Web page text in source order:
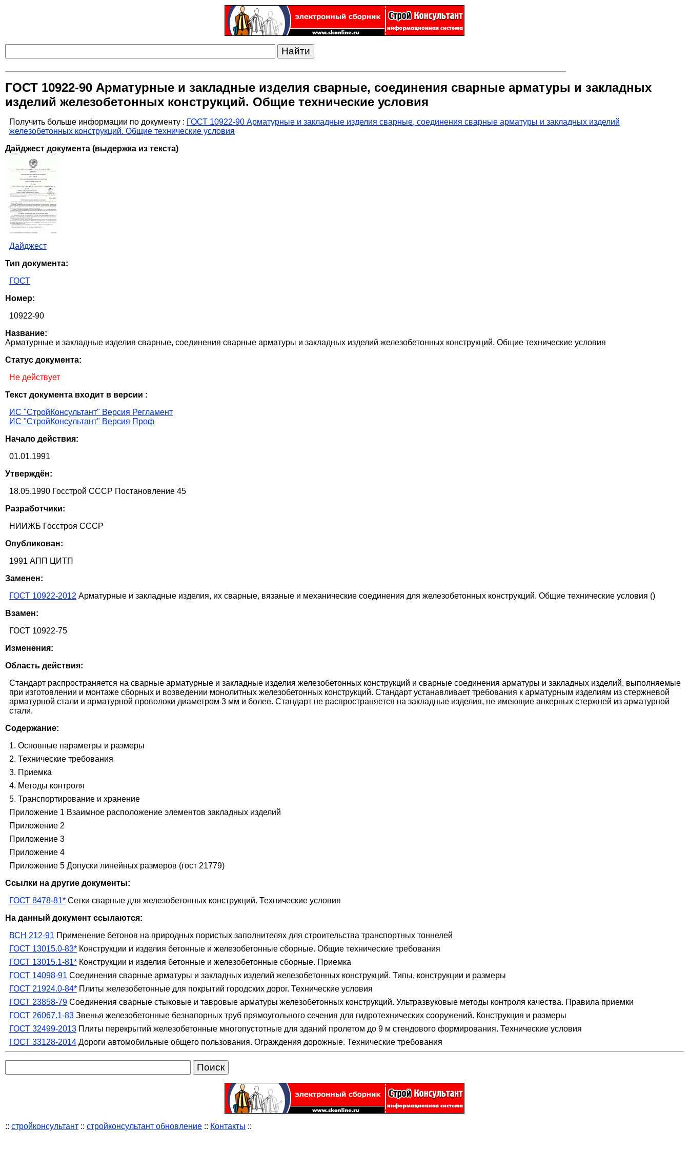
ГОСТ 10922-90 Арматурные и закладные изделия сварные, соединения сварные арматуры и закладных
изделий железобетонных конструкций. Общие технические условия
Получить больше информации по документу : ГОСТ 10922-90 Арматурные и закладные изделия сварные, соединения сварные арматуры и закладных изделий
железобетонных конструкций. Общие технические условия
Дайджест документа (выдержка из текста)
Дайджест
Тип документа:
ГОСТ
Номер:
10922-90
Название:
Арматурные и закладные изделия сварные, соединения сварные арматуры и закладных изделий железобетонных конструкций. Общие технические условия
Статус документа:
Не действует
Текст документа входит в версии :
ИС "СтройКонсультант" Версия Регламент
ИС "СтройКонсультант" Версия Проф
Начало действия:
01.01.1991
Утверждён:
18.05.1990 Госстрой СССР Постановление 45
Разработчики:
НИИЖБ Госстроя СССР
Опубликован:
1991 АПП ЦИТП
Заменен:
ГОСТ 10922-2012 Арматурные и закладные изделия, их сварные, вязаные и механические соединения для железобетонных конструкций. Общие технические условия ()
Взамен:
ГОСТ 10922-75
Изменения:
Область действия:
Стандарт распространяется на сварные арматурные и закладные изделия железобетонных конструкций и сварные соединения арматуры и закладных изделий, выполняемые
при изготовлении и монтаже сборных и возведении монолитных железобетонных конструкций. Стандарт устанавливает требования к арматурным изделиям из стержневой
арматурной стали и арматурной проволоки диаметром 3 мм и более. Стандарт не распространяется на закладные изделия, не имеющие анкерных стержней из арматурной
стали.
Содержание:
1. Основные параметры и размеры
2. Технические требования
3. Приемка
4. Методы контроля
5. Транспортирование и хранение
Приложение 1 Взаимное расположение элементов закладных изделий
Приложение 2
Приложение 3
Приложение 4
Приложение 5 Допуски линейных размеров (гост 21779)
Ссылки на другие документы:
ГОСТ 8478-81* Сетки сварные для железобетонных конструкций. Технические условия
На данный документ ссылаются:
ВСН 212-91 Применение бетонов на природных пористых заполнителях для строительства транспортных тоннелей
ГОСТ 13015.0-83* Конструкции и изделия бетонные и железобетонные сборные. Общие технические требования
ГОСТ 13015.1-81* Конструкции и изделия бетонные и железобетонные сборные. Приемка
ГОСТ 14098-91 Соединения сварные арматуры и закладных изделий железобетонных конструкций. Типы, конструкции и размеры
ГОСТ 21924.0-84* Плиты железобетонные для покрытий городских дорог. Технические условия
ГОСТ 23858-79 Соединения сварные стыковые и тавровые арматуры железобетонных конструкций. Ультразвуковые методы контроля качества. Правила приемки
ГОСТ 26067.1-83 Звенья железобетонные безнапорных труб прямоугольного сечения для гидротехнических сооружений. Конструкция и размеры
ГОСТ 32499-2013 Плиты перекрытий железобетонные многопустотные для зданий пролетом до 9 м стендового формирования. Технические условия
ГОСТ 33128-2014 Дороги автомобильные общего пользования. Ограждения дорожные. Технические требования
:: стройконсультант :: стройконсультант обновление :: Контакты ::